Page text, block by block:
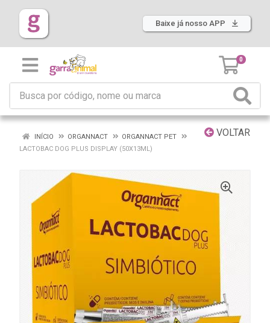
Baixe já nosso APP
0
VOLTAR
INÍCIO ORGANNACT
ORGANNACT PET
LACTOBAC DOG PLUS DISPLAY (50X13ML)